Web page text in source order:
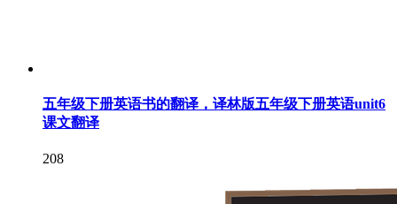
五年级下册英语书的翻译，译林版五年级下册英语unit6
课文翻译
208